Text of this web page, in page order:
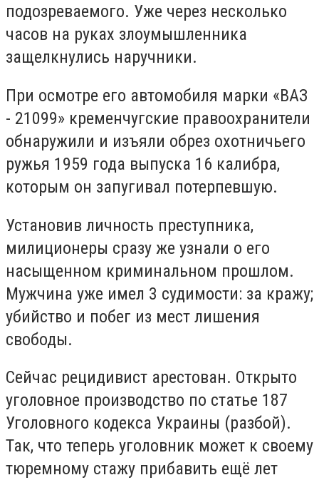
подозреваемого. Уже через несколько
часов на руках злоумышленника
защелкнулись наручники.
При осмотре его автомобиля марки «ВАЗ
- 21099» кременчугские правоохранители
обнаружили и изъяли обрез охотничьего
ружья 1959 года выпуска 16 калибра,
которым он запугивал потерпевшую.
Установив личность преступника,
милиционеры сразу же узнали о его
насыщенном криминальном прошлом.
Мужчина уже имел 3 судимости: за кражу;
убийство и побег из мест лишения
свободы.
Сейчас рецидивист арестован. Открыто
уголовное производство по статье 187
Уголовного кодекса Украины (разбой).
Так, что теперь уголовник может к своему
тюремному стажу прибавить ещё лет